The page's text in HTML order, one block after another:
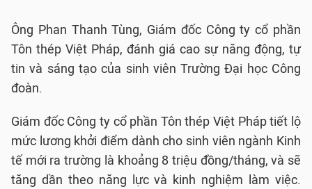
Ông Phan Thanh Tùng, Giám đốc Công ty cổ phần
Tôn thép Việt Pháp, đánh giá cao sự năng động, tự
tin và sáng tạo của sinh viên Trường Đại học Công
đoàn.
Giám đốc Công ty cổ phần Tôn thép Việt Pháp tiết lộ
mức lương khởi điểm dành cho sinh viên ngành Kinh
tế mới ra trường là khoảng 8 triệu đồng/tháng, và sẽ
tăng dần theo năng lực và kinh nghiệm làm việc.